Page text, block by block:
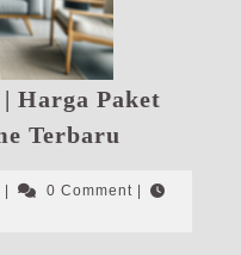
Harga Paket
Terbaru
|
Indihome0 Comment